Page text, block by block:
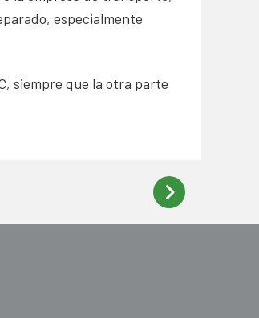
especialmente
siempre que la otra parte